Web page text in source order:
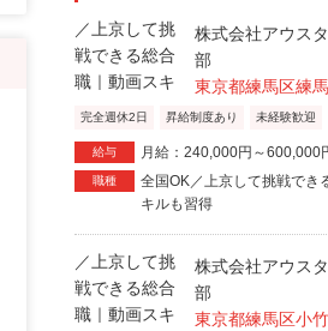
株式会社アウス
部
東京都練馬区練馬
完全週休2日 昇給制度あり 未経験歓迎
給与 月給：240,000円～600,000
職種
全国OK／上京して挑戦でき
キルも習得
株式会社アウス
部
東京都練馬区小